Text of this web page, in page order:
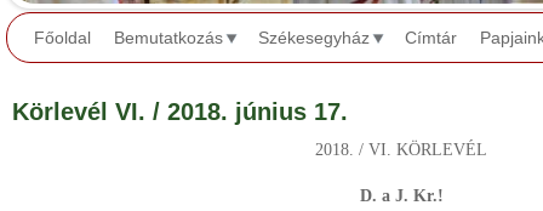
Főoldal Bemutatkozás Székesegyház Címtár
Körlevél VI. / 2018. június 17.
2018. / VI. KÖRLEVÉL
D. a J. Kr.!